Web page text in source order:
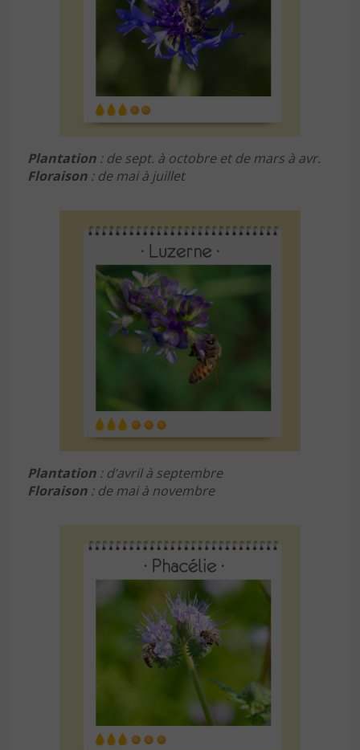
Plantation : de sept. à octobre et de mars à avr.
Floraison : de mai à juillet
Plantation : d’avril à septembre
Floraison : de mai à novembre